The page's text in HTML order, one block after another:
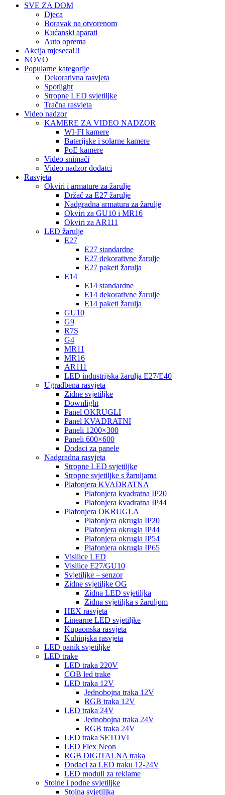
SVE ZA DOM
Djeca
Boravak na otvorenom
Kućanski aparati
Auto oprema
Akcija mjeseca!!!
NOVO
Popularne kategorije
Dekorativna rasvjeta
Spotlight
Stropne LED svjetiljke
Tračna rasvjeta
Video nadzor
KAMERE ZA VIDEO NADZOR
WI-FI kamere
Baterijske i solarne kamere
PoE kamere
Video snimači
Video nadzor dodatci
Rasvjeta
Okviri i armature za žarulje
Držač za E27 žarulje
Nadgradna armatura za žarulje
Okviri za GU10 i MR16
Okviri za AR111
LED žarulje
E27
E27 standardne
E27 dekorativne žarulje
E27 paketi žarulja
E14
E14 standardne
E14 dekorativne žarulje
E14 paketi žarulja
GU10
G9
R7S
G4
MR11
MR16
AR111
LED industrijska žarulja E27/E40
Ugradbena rasvjeta
Zidne svjetiljke
Downlight
Panel OKRUGLI
Panel KVADRATNI
Paneli 1200×300
Paneli 600×600
Dodaci za panele
Nadgradna rasvjeta
Stropne LED svjetiljke
Stropne svjetiljke s žaruljama
Plafonjera KVADRATNA
Plafonjera kvadratna IP20
Plafonjera kvadratna IP44
Plafonjera OKRUGLA
Plafonjera okrugla IP20
Plafonjera okrugla IP44
Plafonjera okrugla IP54
Plafonjera okrugla IP65
Visilice LED
Visilice E27/GU10
Svjetiljke – senzor
Zidne svjetiljke OG
Zidna LED svjetiljka
Zidna svjetiljka s žaruljom
HEX rasvjeta
Linearne LED svjetiljke
Kupaonska rasvjeta
Kuhinjska rasvjeta
LED panik svjetiljke
LED trake
LED traka 220V
COB led trake
LED traka 12V
Jednobojna traka 12V
RGB traka 12V
LED traka 24V
Jednobojna traka 24V
RGB traka 24V
LED traka SETOVI
LED Flex Neon
RGB DIGITALNA traka
Dodaci za LED traku 12-24V
LED moduli za reklame
Stolne i podne svjetiljke
Stolna svjetiljka